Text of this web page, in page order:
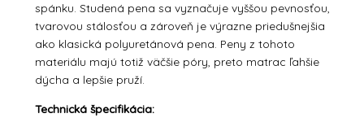
spánku. Studená pena sa vyznačuje vyššou pevnosťou,
tvarovou stálosťou a zároveň je výrazne priedušnejšia
ako klasická polyuretánová pena. Peny z tohoto
materiálu majú totiž väčšie póry, preto matrac ľahšie
dýcha a lepšie pruží.
Technická špecifikácia: